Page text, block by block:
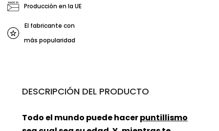
Producción en la UE
El fabricante con
más popularidad
DESCRIPCIÓN DEL PRODUCTO
Todo el mundo puede hacerpuntillismo